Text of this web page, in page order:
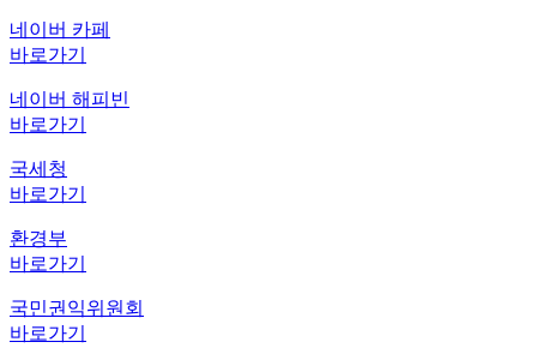
네이버 카페
바로가기
네이버 해피빈
바로가기
국세청
바로가기
환경부
바로가기
국민권익위원회
바로가기